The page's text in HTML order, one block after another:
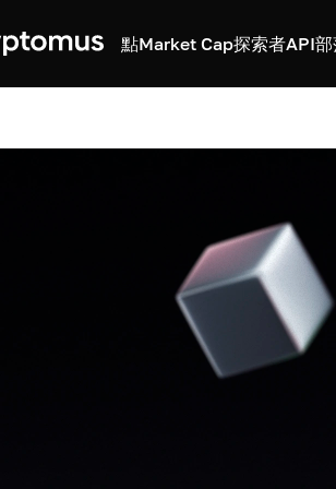
點Market Cap探索者API